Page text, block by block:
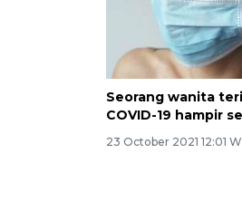
Seorang wanita
COVID-19 hampir
23 October 2021 12:01